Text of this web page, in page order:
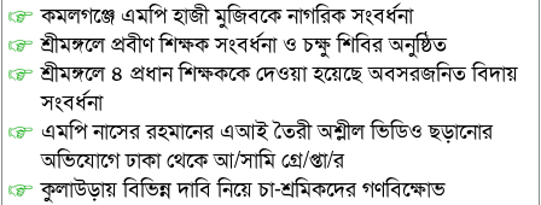
কমলগঞ্জে এমপি হাজী মুজিবকে নাগরিক সংবর্ধনা
শ্রীমঙ্গলে প্রবীণ শিক্ষক সংবর্ধনা ও চক্ষু শিবির অনুষ্ঠিত
শ্রীমঙ্গলে ৪ প্রধান শিক্ষককে দেওয়া হয়েছে অবসরজনিত বিদায়
সংবর্ধনা
এমপি নাসের রহমানের এআই তৈরী অশ্লীল ভিডিও ছড়ানোর
অভিযোগে ঢাকা থেকে আ/সামি গ্রে/প্তা/র
কুলাউড়ায় বিভিন্ন দাবি নিয়ে চা-শ্রমিকদের গণবিক্ষোভ